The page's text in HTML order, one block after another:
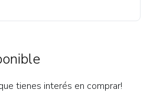
tienes interés en comprar!